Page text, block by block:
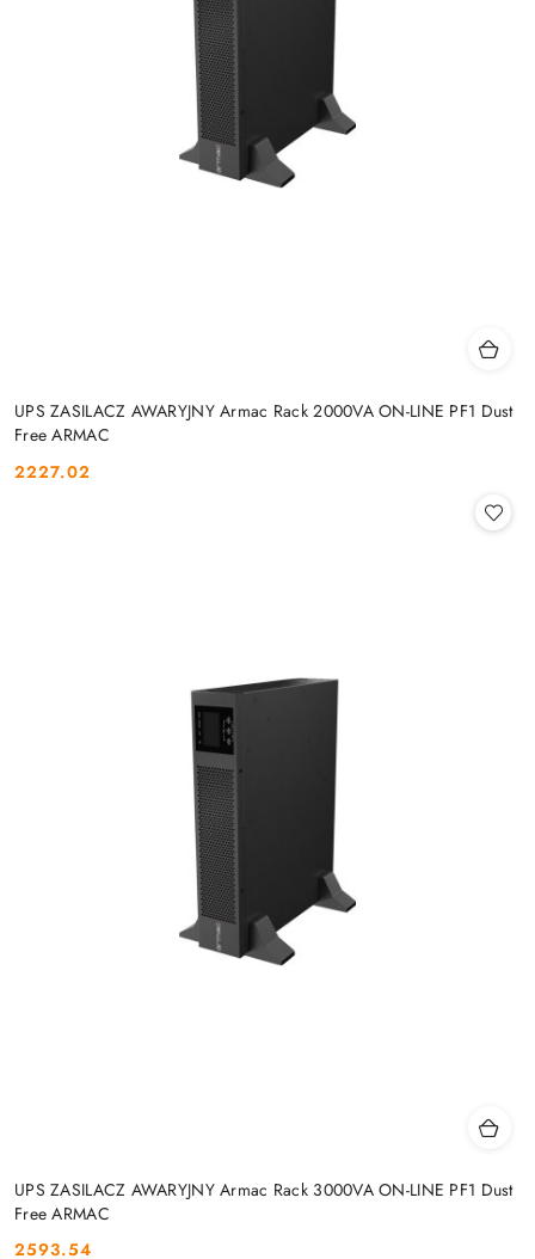
UPS ZASILACZ AWARYJNY Armac Rack 2000VA ON-LINE PF1 Dust
Free ARMAC
Cena:
2227.02
UPS ZASILACZ AWARYJNY Armac Rack 3000VA ON-LINE PF1 Dust
Free ARMAC
2593.54